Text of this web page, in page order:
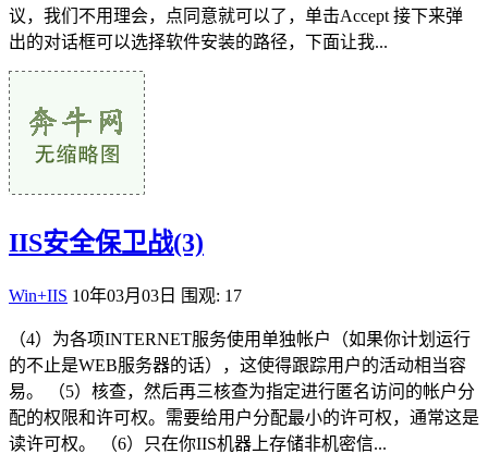
议，我们不用理会，点同意就可以了，单击Accept 接下来弹
出的对话框可以选择软件安装的路径，下面让我...
IIS安全保卫战(3)
Win+IIS 10年03月03日 围观: 17
（4）为各项INTERNET服务使用单独帐户（如果你计划运行
的不止是WEB服务器的话），这使得跟踪用户的活动相当容
易。 （5）核查，然后再三核查为指定进行匿名访问的帐户分
配的权限和许可权。需要给用户分配最小的许可权，通常这是
读许可权。 （6）只在你IIS机器上存储非机密信...